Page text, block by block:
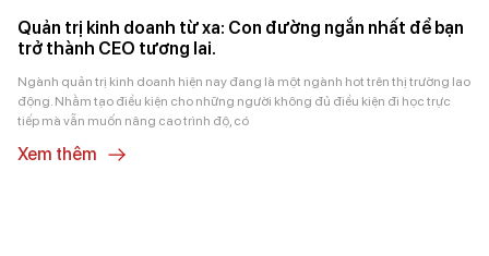
Quản trị kinh doanh từ xa: Con đường ngắn nhất để bạn
trở thành CEO tương lai.
Ngành quản trị kinh doanh hiện nay đang là một ngành hot trên thị trường lao
động. Nhằm tạo điều kiện cho những người không đủ điều kiện đi học trực
tiếp mà vẫn muốn nâng cao trình độ, có
Xem thêm